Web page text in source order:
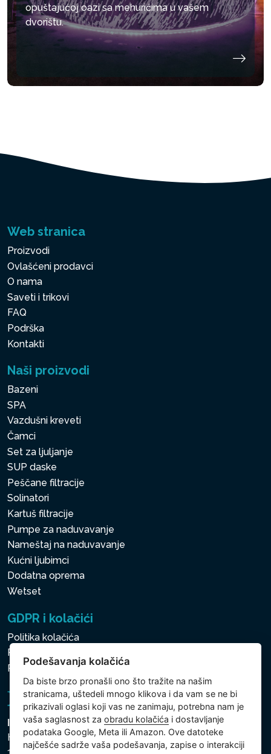
opuštajućoj oazi sa mehurićima u vašem
dvorištu.
Web stranica
Proizvodi
Ovlašćeni prodavci
O nama
Saveti i trikovi
FAQ
Podrška
Kontakti
Naši proizvodi
Bazeni
SPA
Vazdušni kreveti
Čamci
Set za ljuljanje
SUP daske
Peščane filtracije
Solinatori
Kartuš filtracije
Pumpe za naduvavanje
Nameštaj na naduvavanje
Kućni ljubimci
Dodatna oprema
Wetset
GDPR i kolačići
Politika kolačića
Politika zaštite ličnih i drugih obrađivanih podataka
Politika kolačića
Intex Trading, s.r.o.
Hradecká 2526/3
Podešavanja kolačića
Da biste brzo pronašli ono što tražite na našim
stranicama, uštedeli mnogo klikova i da vam se ne bi
prikazivali oglasi koji vas ne zanimaju, potrebna nam je
vaša saglasnost zaobradu kolačića i dostavljanje
podataka Google, Meta ili Amazon. Ove datoteke
najčešće sadrže vaša podešavanja, zapise o interakciji